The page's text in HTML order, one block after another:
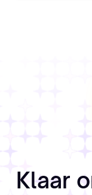
Klaar